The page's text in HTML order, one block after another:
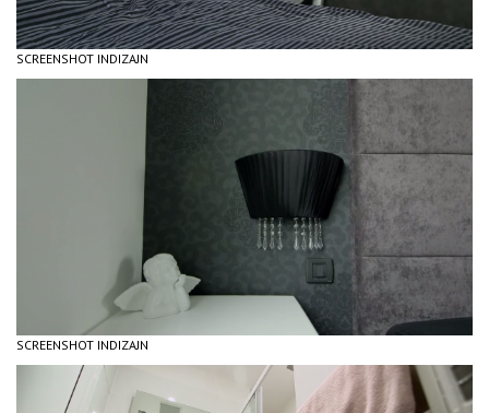
SCREENSHOT INDIZAJN
SCREENSHOT INDIZAJN